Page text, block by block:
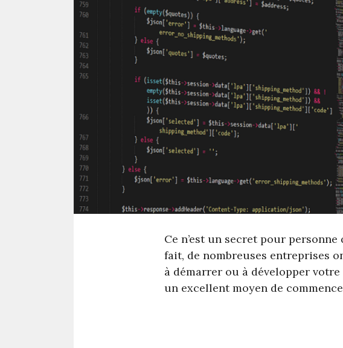
Ce n’est un secret pour
fait, de nombreuses entreprises
à démarrer ou à développer
un excellent moyen de